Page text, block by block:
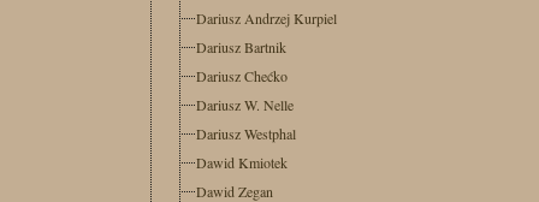
Dariusz Andrzej Kurpiel
Dariusz Bartnik
Dariusz Chećko
Dariusz W. Nelle
Dariusz Westphal
Dawid Kmiotek
Dawid Zegan